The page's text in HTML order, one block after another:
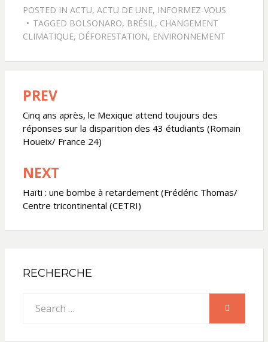
POSTED IN ACTU, ACTU DE UNE, INFORMEZ-VOUS
TAGGED BOLSONARO, BRÉSIL , CHANGEMENT
CLIMATIQUE, DÉFORESTATION, ENVIRONNEMENT
Navigation
de
l’article
PREV
Cinq ans après, le Mexique attend toujours des
réponses sur la disparition des 43 étudiants (Romain
Houeix/ France 24)
NEXT
Haïti : une bombe à retardement (Frédéric Thomas/
Centre tricontinental (CETRI)
RECHERCHE
for:
SEARCH